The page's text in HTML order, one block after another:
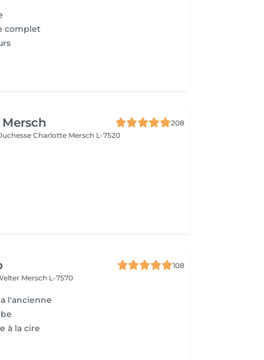
complet
208
Charlotte Mersch L-7520
108
Mersch L-7570
l'ancienne
à la cire